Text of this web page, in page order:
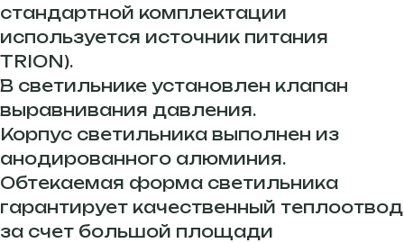
стандартной комплектации
используется источник питания
TRION).
В светильнике установлен клапан
выравнивания давления.
Корпус светильника выполнен из
анодированного алюминия.
Обтекаемая форма светильника
гарантирует качественный теплоотвод
за счет большой площади